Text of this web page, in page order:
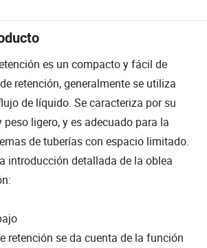
es un compacto y fácil de
retención, generalmente se utiliza
de líquido. Se caracteriza por su
ligero, y es adecuado para la
de tuberías con espacio limitado.
introducción detallada de la oblea
retención se da cuenta de la función